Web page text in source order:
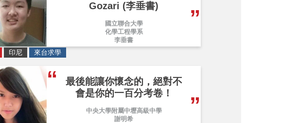
Gozari (李垂書)
國立聯合大學
化學工程學系
李垂書
印尼 來台求學
最後能讓你懷念的，絕對不
會是你的一百分考卷！
中央大學附屬中壢高級中學
謝明希